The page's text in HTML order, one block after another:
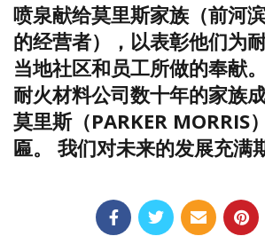
喷泉献给莫里斯家族（前河
的经营者），以表彰他们为
当地社区和员工所做的奉献
耐火材料公司数十年的家族
莫里斯（PARKER MORRIS
匾。 我们对未来的发展充满